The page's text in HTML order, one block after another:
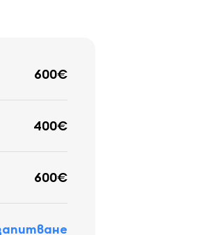
600€
400€
600€